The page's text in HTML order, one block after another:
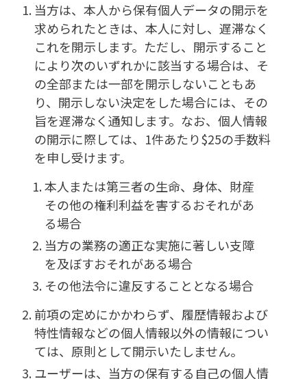
当方は、本人から保有個人データの開示を
求められたときは、本人に対し、遅滞なく
これを開示します。ただし、開示すること
により次のいずれかに該当する場合は、そ
の全部または一部を開示しないこともあ
り、開示しない決定をした場合には、その
旨を遅滞なく通知します。なお、個人情報
の開示に際しては、1件あたり$25の手数料
を申し受けます。
本人または第三者の生命、身体、財産
その他の権利利益を害するおそれがあ
る場合
当方の業務の適正な実施に著しい支障
を及ぼすおそれがある場合
その他法令に違反することとなる場合
前項の定めにかかわらず、履歴情報および
特性情報などの個人情報以外の情報につい
ては、原則として開示いたしません。
ユーザーは、当方の保有する自己の個人情